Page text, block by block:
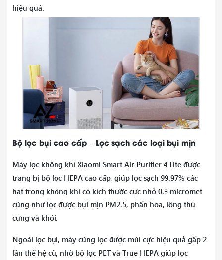
hiệu quả.
Bộ lọc bụi cao cấp – Lọc sạch các loại bụi mịn
Máy lọc không khí Xiaomi Smart Air Purifier 4 Lite được
trang bị bộ lọc HEPA cao cấp, giúp lọc sạch 99.97% các
hạt trong không khí có kích thước cực nhỏ 0.3 micromet
cũng như lọc được bụi mịn PM2.5, phấn hoa, lông thú
cưng và khói.
Ngoài lọc bụi, máy cũng lọc được mùi cực hiệu quả gấp 2
lần thế hệ cũ, nhờ bộ lọc PET và True HEPA giúp lọc